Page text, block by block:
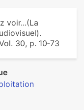
voir...(La
30, p. 10‑73